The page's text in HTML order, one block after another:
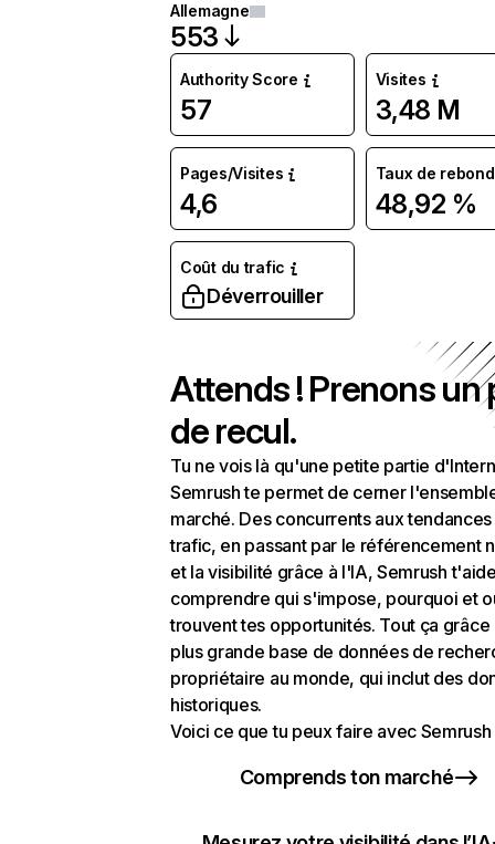
Allemagne
553
Authority Score
57
Visites
3,48 M
Pages/Visites
4,6
Taux de rebond
48,92 %
Coût du trafic
Déverrouiller
Attends ! Prenons un
de recul.
Tu ne vois là qu'une petite partie
Semrush te permet de cerner
marché. Des concurrents aux
trafic, en passant par le référencement
et la visibilité grâce à l'IA, Semrush
comprendre qui s'impose, pourquoi et
trouvent tes opportunités. Tout ça grâce
plus grande base de données de
propriétaire au monde, qui inclut des
historiques.
Voici ce que tu peux faire avec Semrush
Comprends ton marché